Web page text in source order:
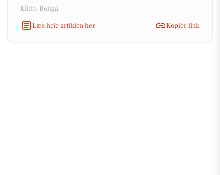
Kilde: Boliga
Læs hele artiklen her
Kopiér link